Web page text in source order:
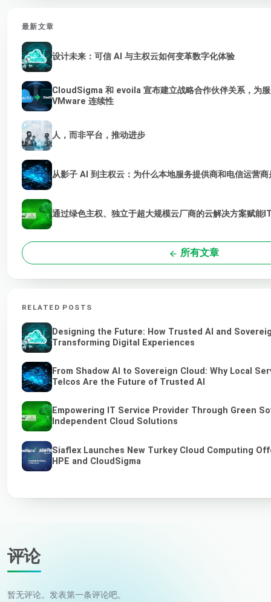
最新文章
设计未来：可信 AI 与主权云如何变革数字化体验
CloudSigma 和 evoila 宣布建立战略合作伙伴关系，为
VMware 连续性
人，而非平台，推动进步
从影子 AI 到主权云：为什么本地服务提供商和电信运营
通过绿色主权、独立于超大规模云厂商的云解决方案赋能
所有文章
RELATED POSTS
Designing the Future: How Trusted AI and
Transforming Digital Experiences
From Shadow AI to Sovereign Cloud: Why Local
Telcos Are the Future of Trusted AI
Empowering IT Service Provider Through Green
Independent Cloud Solutions
Siaflex Launches New Turkey Cloud Computing
HPE and CloudSigma
评论
暂无评论。发表第一条评论吧。